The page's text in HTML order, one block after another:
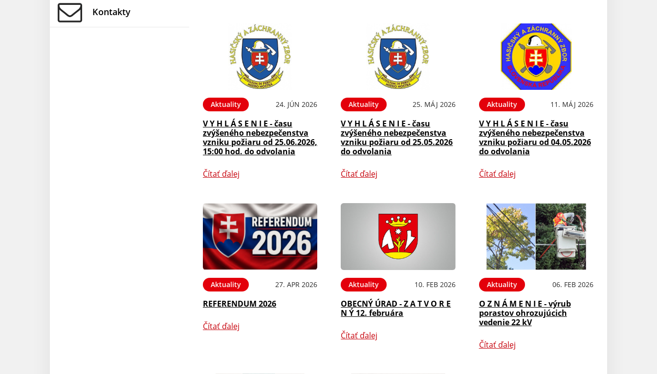
Kontakty
Aktuality 24. JÚN 2026
V Y H L Á S E N I E - času
zvýšeného nebezpečenstva
vzniku požiaru od 25.06.2026,
15:00 hod. do odvolania
Čítať ďalej
Aktuality 25. MÁJ 2026
V Y H L Á S E N I E - času
zvýšeného nebezpečenstva
vzniku požiaru od 25.05.2026
do odvolania
Čítať ďalej
Aktuality 11. MÁJ 2026
V Y H L Á S E N I E - času
zvýšeného nebezpečenstva
vzniku požiaru od 04.05.2026
do odvolania
Čítať ďalej
Aktuality 27. APR 2026
REFERENDUM 2026
Čítať ďalej
Aktuality 10. FEB 2026
OBECNÝ ÚRAD - Z A T V O R E
N Ý 12. februára
Čítať ďalej
Aktuality 06. FEB 2026
O Z N Á M E N I E - výrub
porastov ohrozujúcich
vedenie 22 kV
Čítať ďalej